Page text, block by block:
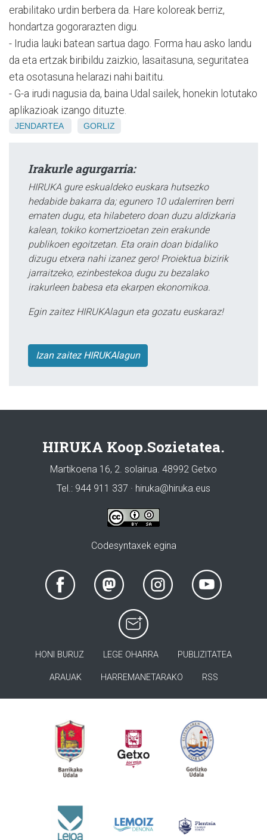
erabilitako urdin berbera da. Hare koloreak berriz,
hondartza gogorarazten digu.
- Irudia lauki batean sartua dago. Forma hau asko landu
da eta ertzak biribildu zaizkio, lasaitasuna, seguritatea
eta osotasuna helarazi nahi baititu.
- G-a irudi nagusia da, baina Udal sailek, honekin lotutako
aplikazioak izango dituzte.
JENDARTEA GORLIZ
Irakurle agurgarria:
HIRUKA gure eskualdeko euskara hutsezko
hedabide bakarra da; egunero 10 udalerriren berri
ematen dugu, eta hilabetero doan duzu aldizkaria
kalean, tokiko komertzioetan zein erakunde
publikoen egoitzetan. Eta orain doan bidaliko
dizugu etxera nahi izanez gero! Proiektua bizirik
jarraitzeko, ezinbestekoa dugu zu bezalako
irakurleen babesa eta ekarpen ekonomikoa.
Egin zaitez HIRUKAlagun eta gozatu euskaraz!
Izan zaitez HIRUKAlagun
HIRUKA Koop.Sozietatea.
Martikoena 16, 2. solairua. 48992 Getxo
Tel.: 944 911 337 · hiruka@hiruka.eus
Codesyntaxek egina
HONI BURUZ LEGE OHARRA PUBLIZITATEA
ARAUAK HARREMANETARAKO RSS